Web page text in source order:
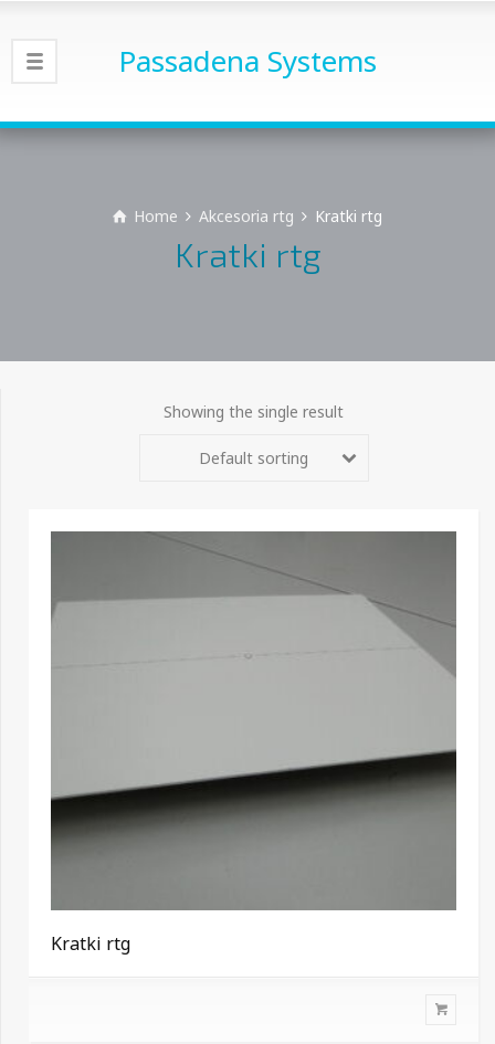
Passadena Systems
Home Akcesoria rtg Kratki rtg
Kratki rtg
Showing the single result
Default sorting
Kratki rtg